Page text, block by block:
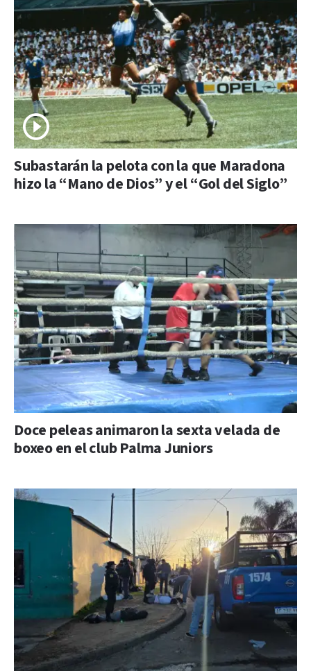
Subastarán la pelota con la que Maradona
hizo la “Mano de Dios” y el “Gol del Siglo”
Doce peleas animaron la sexta velada de
boxeo en el club Palma Juniors